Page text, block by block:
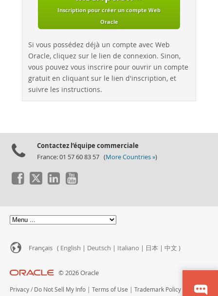
Inscription pour créer un compte Web
Oracle
Si vous possédez déjà un compte avec Web
Oracle, cliquez sur le lien de connexion. Sinon,
vous pouvez vous inscrire pour ouvrir un compte
gratuit en cliquant sur le lien d'inscription, et
suivre les instructions.
Contactez l’équipe commerciale
France: 01 57 60 83 57 (More Countries »)
Français ( English | Deutsch | Italiano | 日本 | 中文 )
© 2026 Oracle
Privacy / Do Not Sell My Info | Terms of Use | Trademark Policy